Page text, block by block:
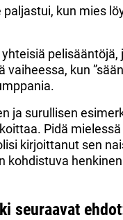
kun mies
vaiheessa, kun
ja surullisen
Pidä
kirjoittanut sen
kohdistuva
seuraavat